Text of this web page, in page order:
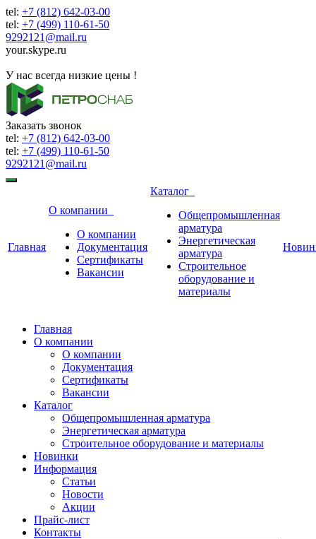
tel: +7 (812) 642-03-00
tel: +7 (499) 110-61-50
9292121@mail.ru
your.skype.ru
У нас всегда низкие цены !
Заказать звонок
tel: +7 (812) 642-03-00
tel: +7 (499) 110-61-50
9292121@mail.ru
Главная
О компании
О компании
Документация
Сертификаты
Вакансии
Каталог
Общепромышленная
арматура
Энергетическая
арматура
Строительное
оборудование и
материалы
Главная
О компании
О компании
Документация
Сертификаты
Вакансии
Каталог
Общепромышленная арматура
Энергетическая арматура
Строительное оборудование и материалы
Новинки
Информация
Статьи
Новости
Акции
Прайс-лист
Контакты